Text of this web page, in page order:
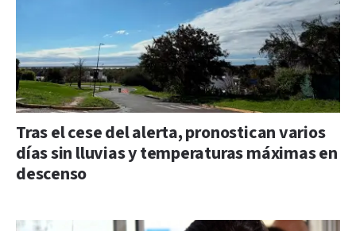
Tras el cese del alerta, pronostican varios
días sin lluvias y temperaturas máximas en
descenso